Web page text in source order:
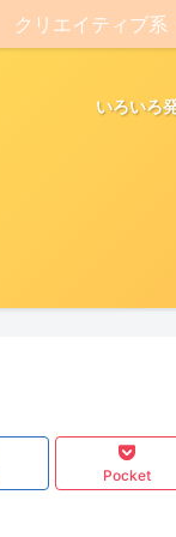
いろいろ
クリエイティブ系
Pocket